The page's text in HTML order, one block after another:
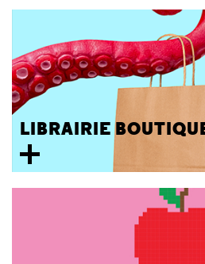
LIBRAIRIE